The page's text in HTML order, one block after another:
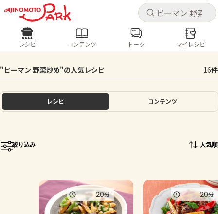
キャ
ログインするとレシピを保存できます
ログイン
ホーム
トーク
キャ
レシピ コンテンツ
人気の食材・レシピ
きゅうり なす トマト とうもろこし
ピーマン
レシピ コンテンツ トーク マイレシピ
"ピーマン 野菜炒め"の人気レシピ 16件
レシピ コンテンツ
絞り込み 人気順
20分 20分